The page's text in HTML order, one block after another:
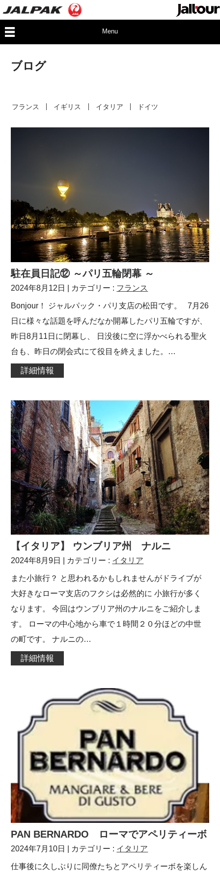
Menu
ブログ
フランス イギリス イタリア ドイツ
駐在員日記⑫ ～パリ五輪閉幕 ～
2024年8月12日 | カテゴリー : フランス
Bonjour！ ジャルパック・パリ支店の松田です。 7月26
日に様々な話題を呼んだなか開幕したパリ五輪ですが、
昨日8月11日に閉幕し、 日没後に空に浮かべられる聖火
台も、昨日の閉会式にて役目を終えました。…
詳細情報
【イタリア】 ウンブリア州 ナルニ
2024年8月9日 | カテゴリー : イタリア
また小旅行？ と思われるかもしれませんがドライブが
大好きなローマ支店のフクシは必然的に 小旅行が多く
なります。 今回はウンブリア州のナルニをご紹介しま
す。 ローマの中心地から車で１時間２０分ほどの中世
の町です。 ナルニの…
詳細情報
PAN BERNARDO ローマでアペリティーボ
2024年7月10日 | カテゴリー : イタリア
仕事後に久しぶりに同僚たちとアペリティーボを楽しん